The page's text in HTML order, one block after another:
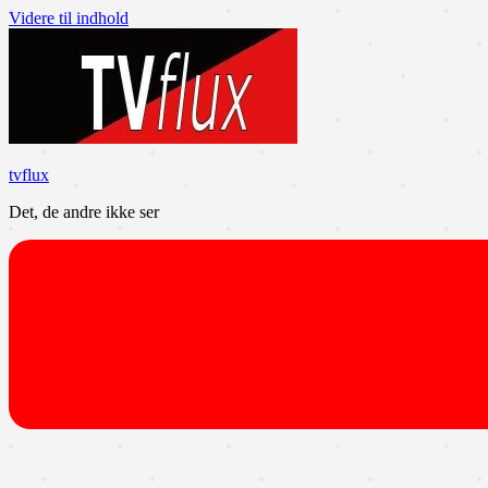
Videre til indhold
tvflux
Det, de andre ikke ser